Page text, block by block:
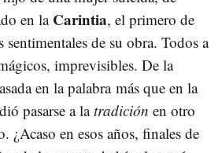
en laCarintia, el primero de
sentimentales de su obra. Todos a
imprevisibles. De la
en la palabra más que en la
pasarse a latradición en otro
¿Acaso en esos años, finales de